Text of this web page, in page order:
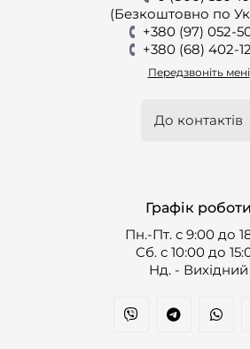
(Безкоштовно по
+380 (97) 052-
+380 (68) 402-
Передзвоніть мені
До контактів
Графік роботи
Пн.-Пт. с 9:00 до
Cб. с 10:00 до
Нд. - Вихідний